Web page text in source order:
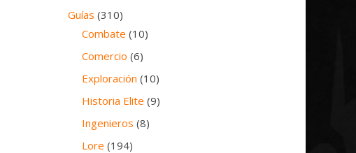
Guías (310)
Combate (10)
Comercio (6)
Exploración (10)
Historia Elite (9)
Ingenieros (8)
Lore (194)